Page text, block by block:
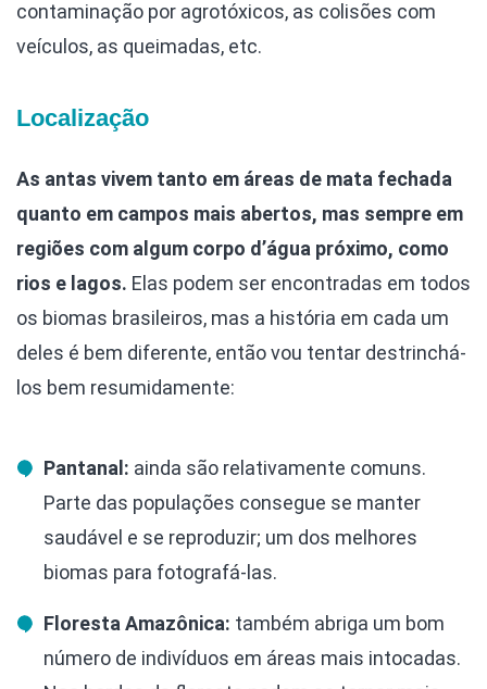
contaminação por agrotóxicos, as colisões com
veículos, as queimadas, etc.
Localização
As antas vivem tanto em áreas de mata fechada
quanto em campos mais abertos, mas sempre em
regiões com algum corpo d’água próximo, como
rios e lagos. Elas podem ser encontradas em todos
os biomas brasileiros, mas a história em cada um
deles é bem diferente, então vou tentar destrinchá-
los bem resumidamente:
Pantanal: ainda são relativamente comuns.
Parte das populações consegue se manter
saudável e se reproduzir; um dos melhores
biomas para fotografá-las.
Floresta Amazônica: também abriga um bom
número de indivíduos em áreas mais intocadas.